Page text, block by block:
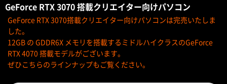
GeForce RTX 3070 搭載クリエイター向けパソコン
GeForce RTX 3070搭載クリエイター向けパソコンは完売いたしま
した。
12GB の GDDR6X メモリを搭載するミドルハイクラスのGeForce
RTX 4070 搭載モデルがございます。
ぜひこちらのラインナップもご覧ください。